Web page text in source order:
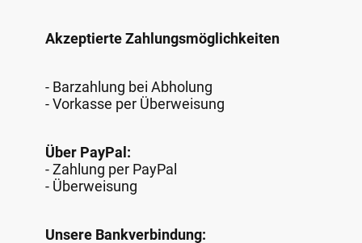
Akzeptierte Zahlungsmöglichkeiten
- Barzahlung bei Abholung
- Vorkasse per Überweisung
Über PayPal:
- Zahlung per PayPal
- Überweisung
Unsere Bankverbindung: